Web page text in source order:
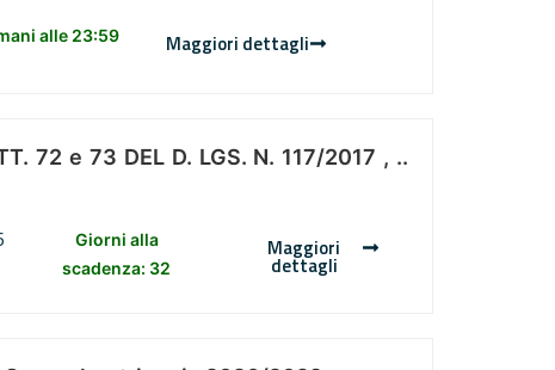
alle 23:59 Maggiori dettagli
72 e 73 DEL D. LGS. N. 117/2017 , ..
Giorni alla
scadenza: 32
Maggiori
dettagli